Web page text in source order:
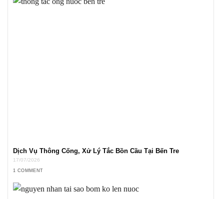
Dịch Vụ Thông Cống, Xử Lý Tắc Bồn Cầu Tại Bến Tre
17/07/2026
1 COMMENT